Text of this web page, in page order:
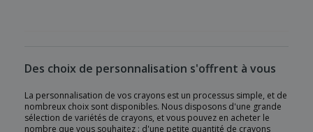
Des choix de personnalisation s'offrent à vous
La personnalisation de vos crayons est un processus simple, et de
nombreux choix sont disponibles. Nous disposons d'une grande
sélection de variétés de crayons, et vous pouvez en acheter le
nombre que vous souhaitez : d'une petite quantité de crayons